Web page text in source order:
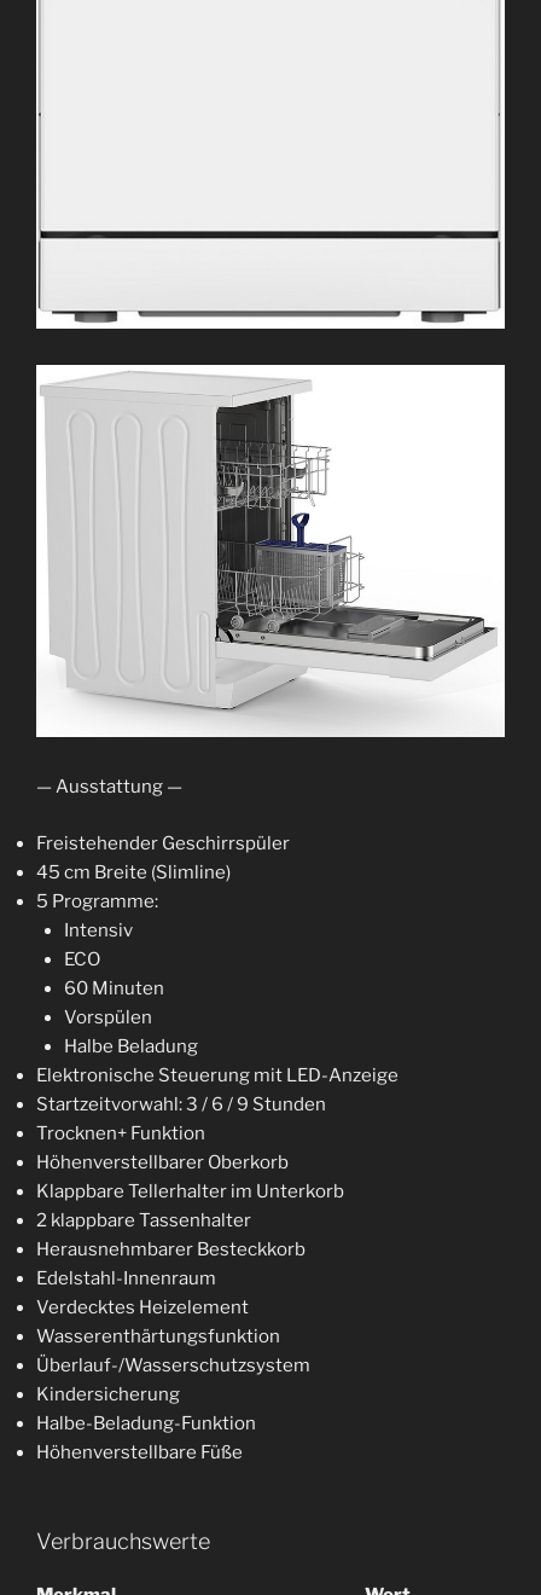
— Ausstattung —
Freistehender Geschirrspüler
45 cm Breite (Slimline)
5 Programme:
Intensiv
ECO
60 Minuten
Vorspülen
Halbe Beladung
Elektronische Steuerung mit LED-Anzeige
Startzeitvorwahl: 3 / 6 / 9 Stunden
Trocknen+ Funktion
Höhenverstellbarer Oberkorb
Klappbare Tellerhalter im Unterkorb
2 klappbare Tassenhalter
Herausnehmbarer Besteckkorb
Edelstahl-Innenraum
Verdecktes Heizelement
Wasserenthärtungsfunktion
Überlauf-/Wasserschutzsystem
Kindersicherung
Halbe-Beladung-Funktion
Höhenverstellbare Füße
Verbrauchswerte